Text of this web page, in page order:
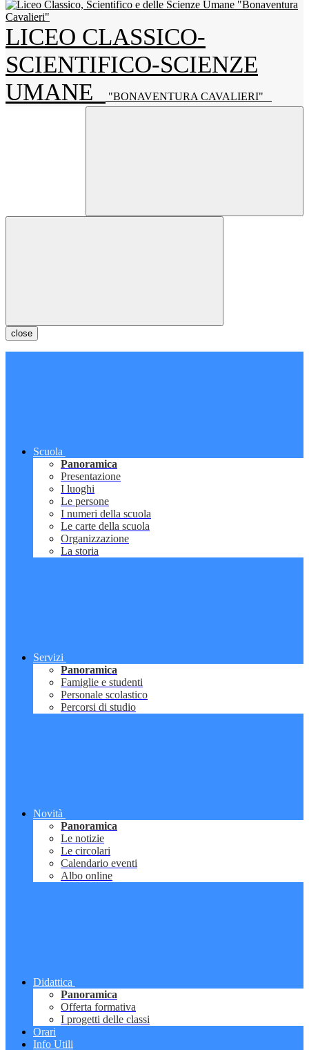
LICEO CLASSICO-
SCIENTIFICO-SCIENZE
UMANE
"BONAVENTURA CAVALIERI"
close
Scuola
Panoramica
Presentazione
I luoghi
Le persone
I numeri della scuola
Le carte della scuola
Organizzazione
La storia
Servizi
Panoramica
Famiglie e studenti
Personale scolastico
Percorsi di studio
Novità
Panoramica
Le notizie
Le circolari
Calendario eventi
Albo online
Didattica
Panoramica
Offerta formativa
I progetti delle classi
Orari
Info Utili